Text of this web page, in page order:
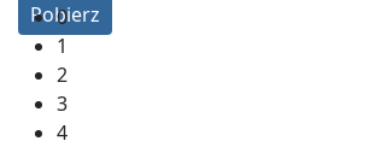
0
1
2
3
4
Pobierz